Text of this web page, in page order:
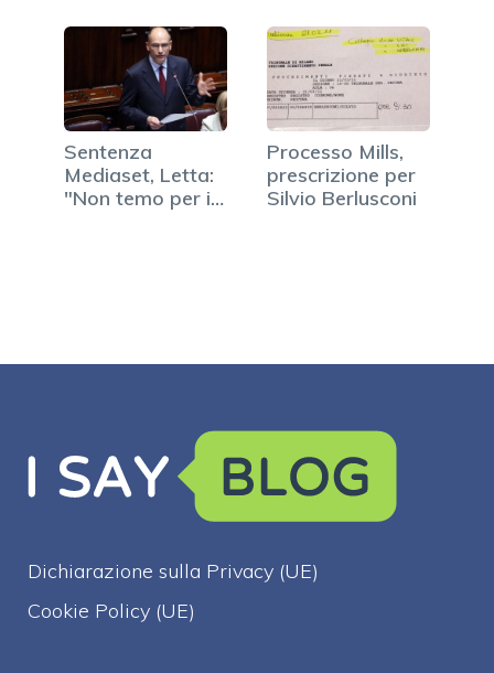
Sentenza
Mediaset, Letta:
"Non temo per il
Processo Mills,
prescrizione per
Silvio Berlusconi
Dichiarazione sulla Privacy (UE)
Cookie Policy (UE)